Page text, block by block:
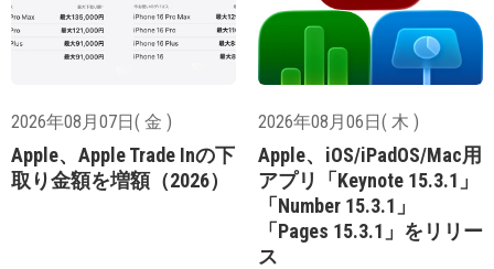
2026年08月07日( 金 )
Apple、Apple Trade Inの下
取り金額を増額（2026）
2026年08月06日( 木 )
Apple、iOS/iPadOS/Mac用
アプリ「Keynote 15.3.1」
「Number 15.3.1」
「Pages 15.3.1」をリリー
ス